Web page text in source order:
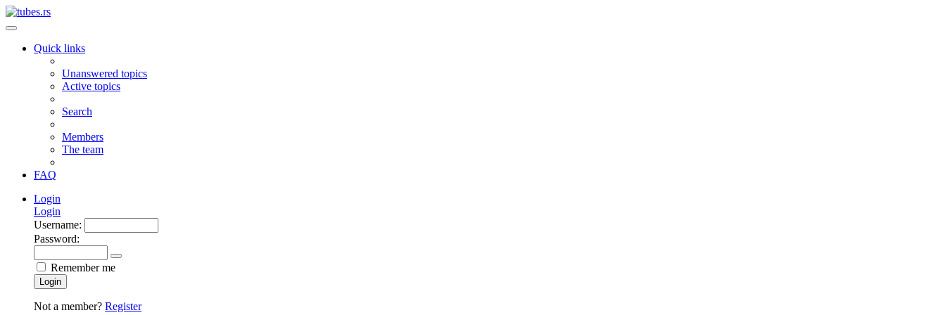
Quick links
Unanswered topics
Active topics
Search
Members
The team
FAQ
Login
Login
Username:
Password:
Remember me
Login
Not a member? Register